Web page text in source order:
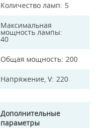
Количество ламп 5
Максимальная
мощность лампы
40
Общая мощность 200
Напряжение, V 220
Дополнительные
параметры